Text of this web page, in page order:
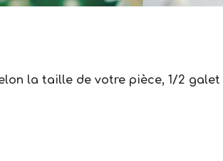
la taille de votre pièce, 1/2